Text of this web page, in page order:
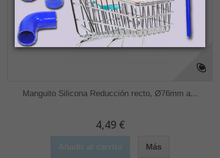
Manguito Silicona Reducción recto, Ø76mm a...
4,49 €
Más